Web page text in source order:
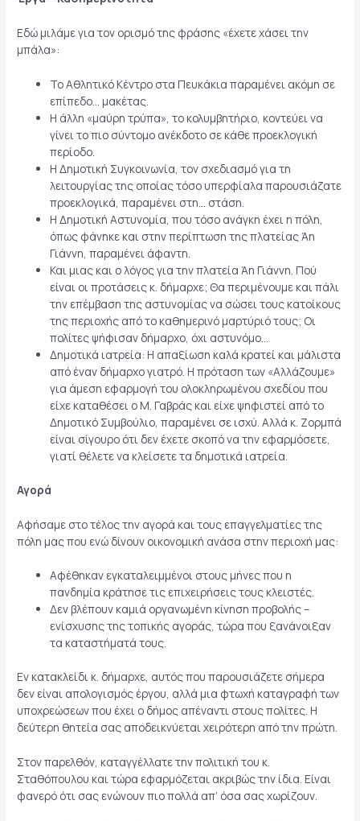
Εδώ μιλάμε για τον ορισμό της φράσης «έχετε χάσει την
μπάλα»:
Το Αθλητικό Κέντρο στα Πευκάκια παραμένει ακόμη σε
επίπεδο… μακέτας.
Η άλλη «μαύρη τρύπα», το κολυμβητήριο, κοντεύει να
γίνει το πιο σύντομο ανέκδοτο σε κάθε προεκλογική
περίοδο.
Η Δημοτική Συγκοινωνία, τον σχεδιασμό για τη
λειτουργίας της οποίας τόσο υπερφίαλα παρουσιάζατε
προεκλογικά, παραμένει στη… στάση.
Η Δημοτική Αστυνομία, που τόσο ανάγκη έχει η πόλη,
όπως φάνηκε και στην περίπτωση της πλατείας Άη
Γιάννη, παραμένει άφαντη.
Και μιας και ο λόγος για την πλατεία Άη Γιάννη. Πού
είναι οι προτάσεις κ. δήμαρχε; Θα περιμένουμε και πάλι
την επέμβαση της αστυνομίας να σώσει τους κατοίκους
της περιοχής από το καθημερινό μαρτύριό τους; Οι
πολίτες ψήφισαν δήμαρχο, όχι αστυνόμο…
Δημοτικά ιατρεία: Η απαξίωση καλά κρατεί και μάλιστα
από έναν δήμαρχο γιατρό. Η πρόταση των «Αλλάζουμε»
για άμεση εφαρμογή του ολοκληρωμένου σχεδίου που
είχε καταθέσει ο Μ. Γαβράς και είχε ψηφιστεί από το
Δημοτικό Συμβούλιο, παραμένει σε ισχύ. Αλλά κ. Ζορμπά
είναι σίγουρο ότι δεν έχετε σκοπό να την εφαρμόσετε,
γιατί θέλετε να κλείσετε τα δημοτικά ιατρεία.
Αγορά
Αφήσαμε στο τέλος την αγορά και τους επαγγελματίες της
πόλη μας που ενώ δίνουν οικονομική ανάσα στην περιοχή μας:
Αφέθηκαν εγκαταλειμμένοι στους μήνες που η
πανδημία κράτησε τις επιχειρήσεις τους κλειστές.
Δεν βλέπουν καμιά οργανωμένη κίνηση προβολής –
ενίσχυσης της τοπικής αγοράς, τώρα που ξανάνοιξαν
τα καταστήματά τους.
Εν κατακλείδι κ. δήμαρχε, αυτός που παρουσιάζετε σήμερα
δεν είναι απολογισμός έργου, αλλά μια φτωχή καταγραφή των
υποχρεώσεων που έχει ο δήμος απέναντι στους πολίτες. Η
δεύτερη θητεία σας αποδεικνύεται χειρότερη από την πρώτη.
Στον παρελθόν, καταγγέλλατε την πολιτική του κ.
Σταθόπουλου και τώρα εφαρμόζεται ακριβώς την ίδια. Είναι
φανερό ότι σας ενώνουν πιο πολλά απ’ όσα σας χωρίζουν.